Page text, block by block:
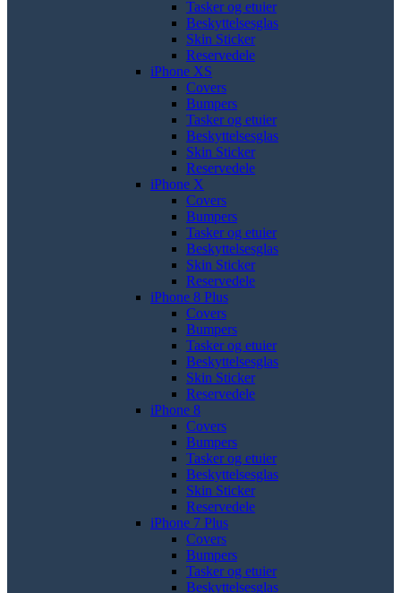
Tasker og etuier
Beskyttelsesglas
Skin Sticker
Reservedele
iPhone XS
Covers
Bumpers
Tasker og etuier
Beskyttelsesglas
Skin Sticker
Reservedele
iPhone X
Covers
Bumpers
Tasker og etuier
Beskyttelsesglas
Skin Sticker
Reservedele
iPhone 8 Plus
Covers
Bumpers
Tasker og etuier
Beskyttelsesglas
Skin Sticker
Reservedele
iPhone 8
Covers
Bumpers
Tasker og etuier
Beskyttelsesglas
Skin Sticker
Reservedele
iPhone 7 Plus
Covers
Bumpers
Tasker og etuier
Beskyttelsesglas